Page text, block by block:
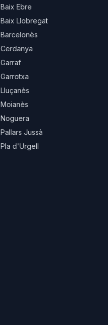
Baix Ebre
Baix Llobregat
Barcelonès
Cerdanya
Garraf
Garrotxa
Lluçanès
Moianès
Noguera
Pallars Jussà
Pla d'Urgell